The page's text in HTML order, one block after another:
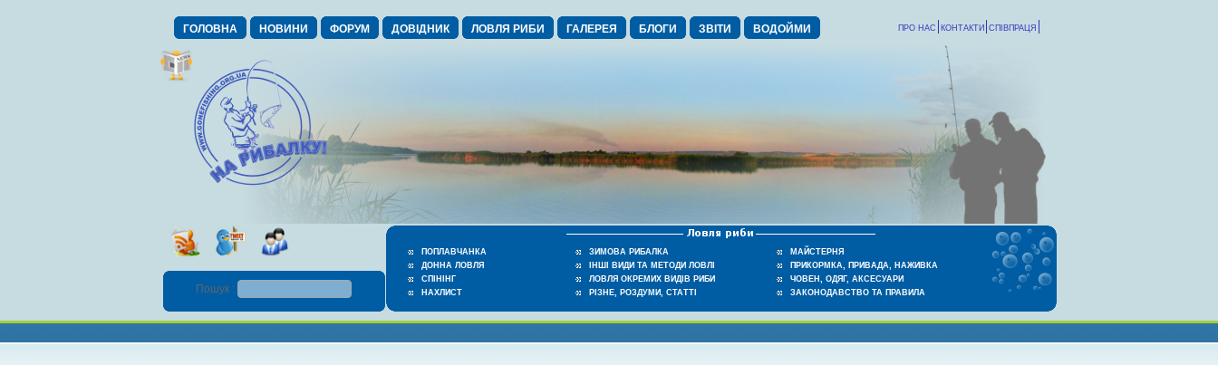
ГОЛОВНА НОВИНИ ФОРУМ ДОВІДНИК ЛОВЛЯ РИБИ ГАЛЕРЕЯ БЛОГИ ЗВІТИ ВОДОЙМИ СПІВПРАЦЯ
КОНТАКТИ
ПРО НАС
ПОПЛАВЧАНКА
ДОННА ЛОВЛЯ
СПІНІНГ
НАХЛИСТ
ЗИМОВА РИБАЛКА
ІНШІ ВИДИ ТА МЕТОДИ ЛОВЛІ
ЛОВЛЯ ОКРЕМИХ ВИДІВ РИБИ
РІЗНЕ, РОЗДУМИ, СТАТТІ
МАЙСТЕРНЯ
ПРИКОРМКА, ПРИВАДА, НАЖИВКА
ЧОВЕН, ОДЯГ, АКСЕСУАРИ
ЗАКОНОДАВСТВО ТА ПРАВИЛА
Пошук :